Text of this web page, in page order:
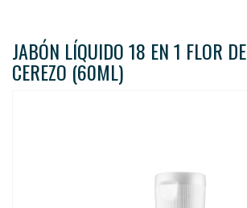
JABÓN LÍQUIDO 18 EN 1 FLOR DE
CEREZO (60ML)